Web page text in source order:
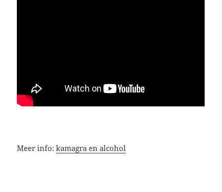
Meer info:kamagra en alcohol